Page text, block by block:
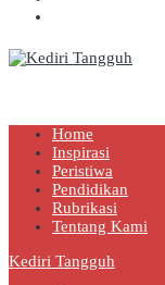
Home
Inspirasi
Peristiwa
Pendidikan
Rubrikasi
Tentang Kami
Kediri Tangguh